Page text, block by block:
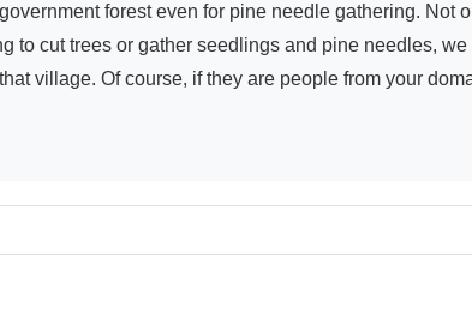
forest even for pine needle gathering. Not
to cut trees or gather seedlings and pine needles,
village. Of course, if they are people from your